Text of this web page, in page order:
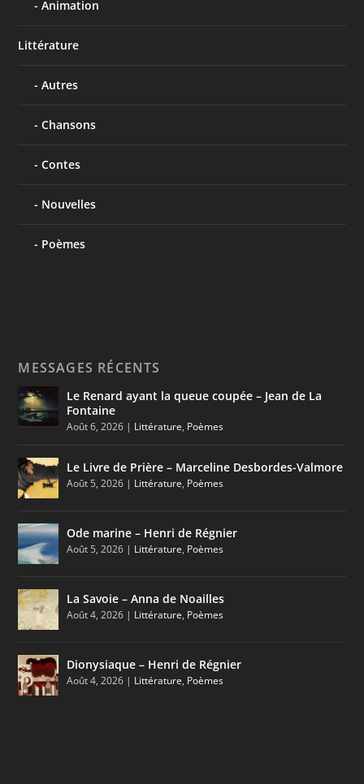
Animation
Littérature
Autres
Chansons
Contes
Nouvelles
Poèmes
MESSAGES RÉCENTS
Le Renard ayant la queue coupée – Jean de La
Fontaine
Août 6, 2026 | Littérature, Poèmes
Le Livre de Prière – Marceline Desbordes-Valmore
Août 5, 2026 | Littérature, Poèmes
Ode marine – Henri de Régnier
Août 5, 2026 | Littérature, Poèmes
La Savoie – Anna de Noailles
Août 4, 2026 | Littérature, Poèmes
Dionysiaque – Henri de Régnier
Août 4, 2026 | Littérature, Poèmes